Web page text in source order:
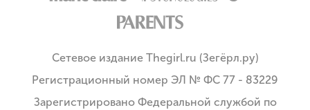
Сетевое издание Thegirl.ru (Зегёрл.ру)
Регистрационный номер ЭЛ № ФС 77 - 83229
Зарегистрировано Федеральной службой по